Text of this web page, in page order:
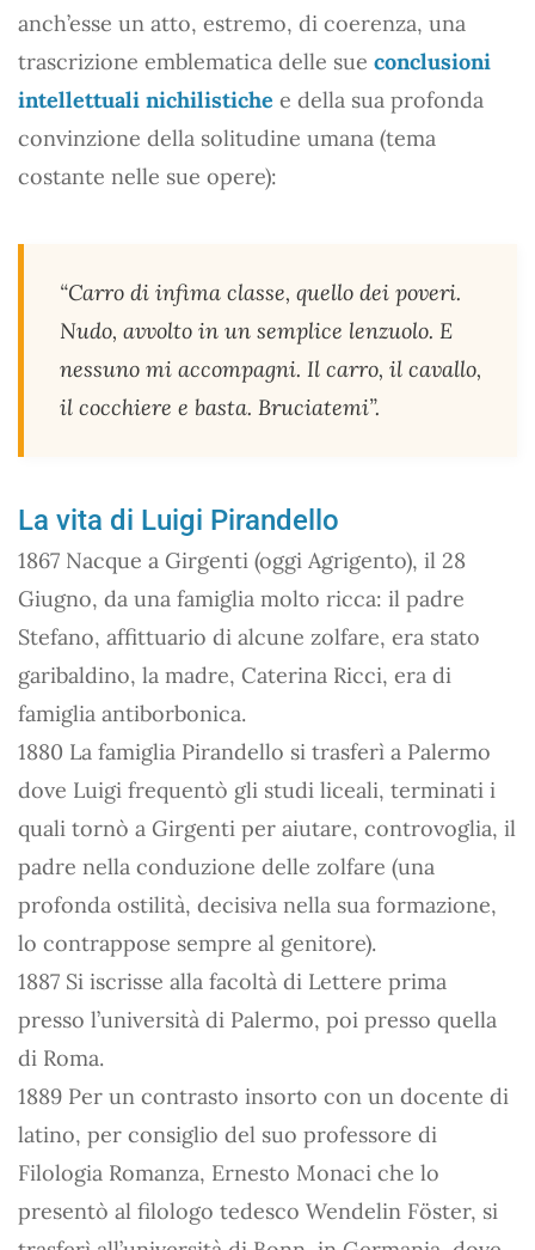
anch’esse un atto, estremo, di coerenza, una
trascrizione emblematica delle sue conclusioni
intellettuali nichilistiche e della sua profonda
convinzione della solitudine umana (tema
costante nelle sue opere):
“Carro di infima classe, quello dei poveri.
Nudo, avvolto in un semplice lenzuolo. E
nessuno mi accompagni. Il carro, il cavallo,
il cocchiere e basta. Bruciatemi”.
La vita di Luigi Pirandello
1867 Nacque a Girgenti (oggi Agrigento), il 28
Giugno, da una famiglia molto ricca: il padre
Stefano, affittuario di alcune zolfare, era stato
garibaldino, la madre, Caterina Ricci, era di
famiglia antiborbonica.
1880 La famiglia Pirandello si trasferì a Palermo
dove Luigi frequentò gli studi liceali, terminati i
quali tornò a Girgenti per aiutare, controvoglia, il
padre nella conduzione delle zolfare (una
profonda ostilità, decisiva nella sua formazione,
lo contrappose sempre al genitore).
1887 Si iscrisse alla facoltà di Lettere prima
presso l’università di Palermo, poi presso quella
di Roma.
1889 Per un contrasto insorto con un docente di
latino, per consiglio del suo professore di
Filologia Romanza, Ernesto Monaci che lo
presentò al filologo tedesco Wendelin Föster, si